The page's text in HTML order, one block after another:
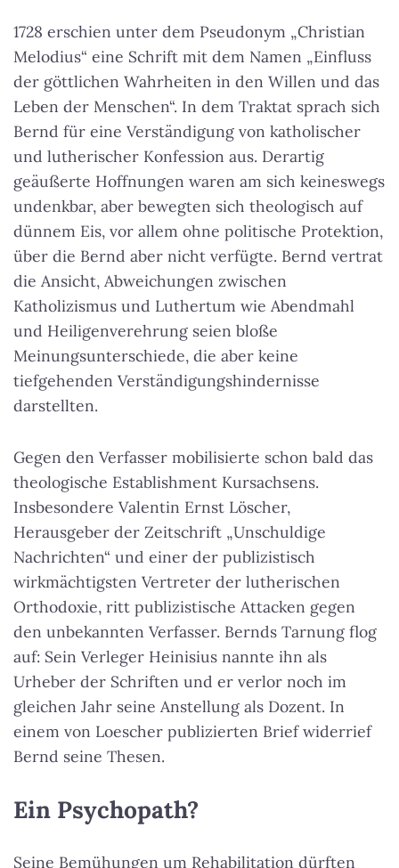
1728 erschien unter dem Pseudonym „Christian
Melodius“ eine Schrift mit dem Namen „Einfluss
der göttlichen Wahrheiten in den Willen und das
Leben der Menschen“. In dem Traktat sprach sich
Bernd für eine Verständigung von katholischer
und lutherischer Konfession aus. Derartig
geäußerte Hoffnungen waren am sich keineswegs
undenkbar, aber bewegten sich theologisch auf
dünnem Eis, vor allem ohne politische Protektion,
über die Bernd aber nicht verfügte. Bernd vertrat
die Ansicht, Abweichungen zwischen
Katholizismus und Luthertum wie Abendmahl
und Heiligenverehrung seien bloße
Meinungsunterschiede, die aber keine
tiefgehenden Verständigungshindernisse
darstellten.
Gegen den Verfasser mobilisierte schon bald das
theologische Establishment Kursachsens.
Insbesondere Valentin Ernst Löscher,
Herausgeber der Zeitschrift „Unschuldige
Nachrichten“ und einer der publizistisch
wirkmächtigsten Vertreter der lutherischen
Orthodoxie, ritt publizistische Attacken gegen
den unbekannten Verfasser. Bernds Tarnung flog
auf: Sein Verleger Heinisius nannte ihn als
Urheber der Schriften und er verlor noch im
gleichen Jahr seine Anstellung als Dozent. In
einem von Loescher publizierten Brief widerrief
Bernd seine Thesen.
Ein Psychopath?
Seine Bemühungen um Rehabilitation dürften